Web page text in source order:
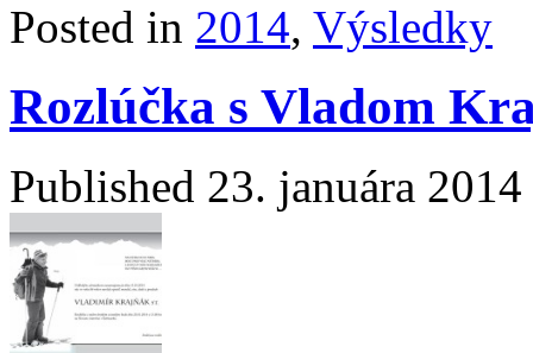
Posted in 2014, Výsledky
Rozlúčka s Vladom
Published 23. januára 2014